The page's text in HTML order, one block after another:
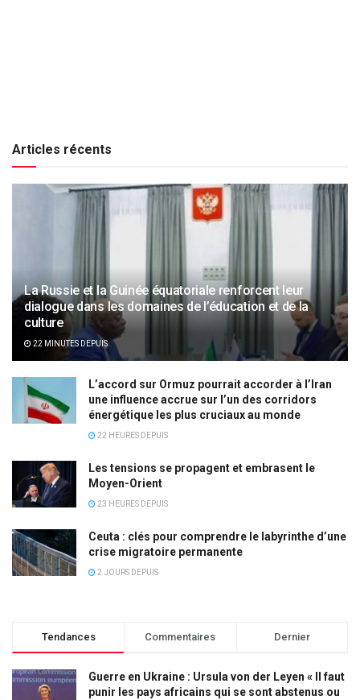
Articles récents
La Russie et la Guinée équatoriale renforcent leur
dialogue dans les domaines de l’éducation et de la
culture
22 MINUTES DEPUIS
L’accord sur Ormuz pourrait accorder à l’Iran
une influence accrue sur l’un des corridors
énergétique les plus cruciaux au monde
22 HEURES DEPUIS
Les tensions se propagent et embrasent le
Moyen-Orient
23 HEURES DEPUIS
Ceuta : clés pour comprendre le labyrinthe d’une
crise migratoire permanente
2 JOURS DEPUIS
Tendances Commentaires Dernier
Guerre en Ukraine : Ursula von der Leyen « Il faut
punir les pays africains qui se sont abstenus ou